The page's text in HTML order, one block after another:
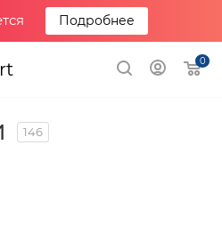
Подробнее
0
146